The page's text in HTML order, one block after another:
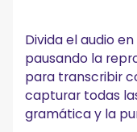
Divida el audio
pausando la
para transcribir
capturar todas
gramática y la